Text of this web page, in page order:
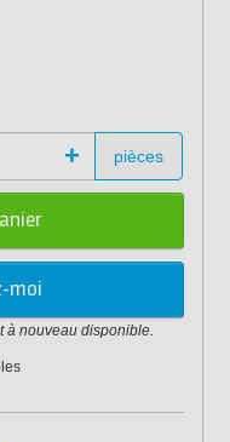
+ pièces
moi
à nouveau disponible.